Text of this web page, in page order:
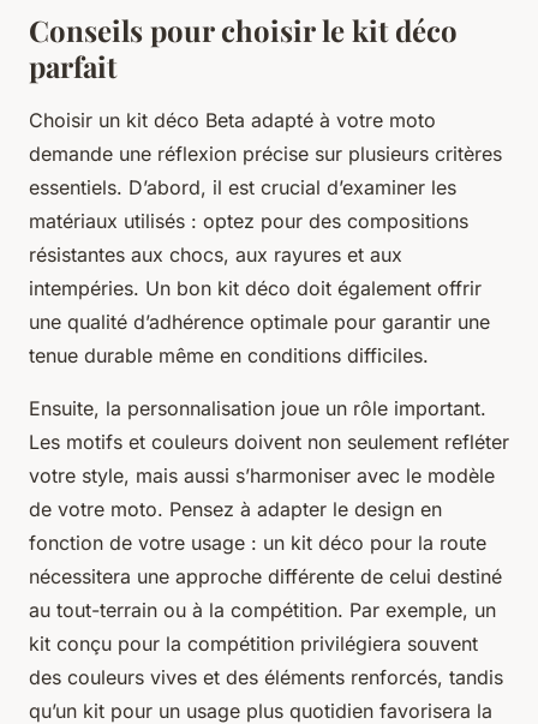
Conseils pour choisir le kit déco
parfait
Choisir un kit déco Beta adapté à votre moto
demande une réflexion précise sur plusieurs critères
essentiels. D’abord, il est crucial d’examiner les
matériaux utilisés : optez pour des compositions
résistantes aux chocs, aux rayures et aux
intempéries. Un bon kit déco doit également offrir
une qualité d’adhérence optimale pour garantir une
tenue durable même en conditions difficiles.
Ensuite, la personnalisation joue un rôle important.
Les motifs et couleurs doivent non seulement refléter
votre style, mais aussi s’harmoniser avec le modèle
de votre moto. Pensez à adapter le design en
fonction de votre usage : un kit déco pour la route
nécessitera une approche différente de celui destiné
au tout-terrain ou à la compétition. Par exemple, un
kit conçu pour la compétition privilégiera souvent
des couleurs vives et des éléments renforcés, tandis
qu’un kit pour un usage plus quotidien favorisera la